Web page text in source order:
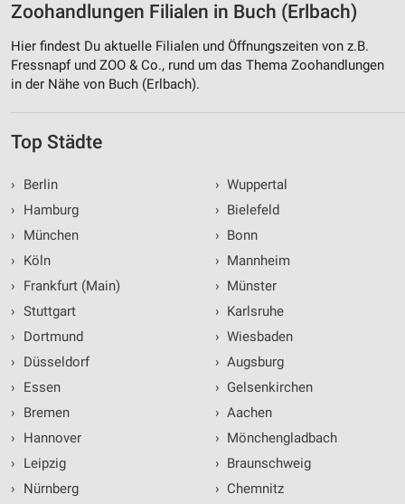
Zoohandlungen Filialen in Buch (Erlbach)
Hier findest Du aktuelle Filialen und Öffnungszeiten von z.B.
Fressnapf und ZOO & Co., rund um das Thema Zoohandlungen
in der Nähe von Buch (Erlbach).
Top Städte
›
Berlin
›
Hamburg
›
München
›
Köln
›
Frankfurt (Main)
› Stuttgart
›
Dortmund
›
Düsseldorf
›
Essen
›
Bremen
›
Hannover
›
Leipzig
›
Nürnberg
› Wuppertal
› Bielefeld
› Bonn
› Mannheim
› Münster
› Karlsruhe
› Wiesbaden
› Augsburg
› Gelsenkirchen
› Aachen
› Mönchengladbach
› Braunschweig
› Chemnitz